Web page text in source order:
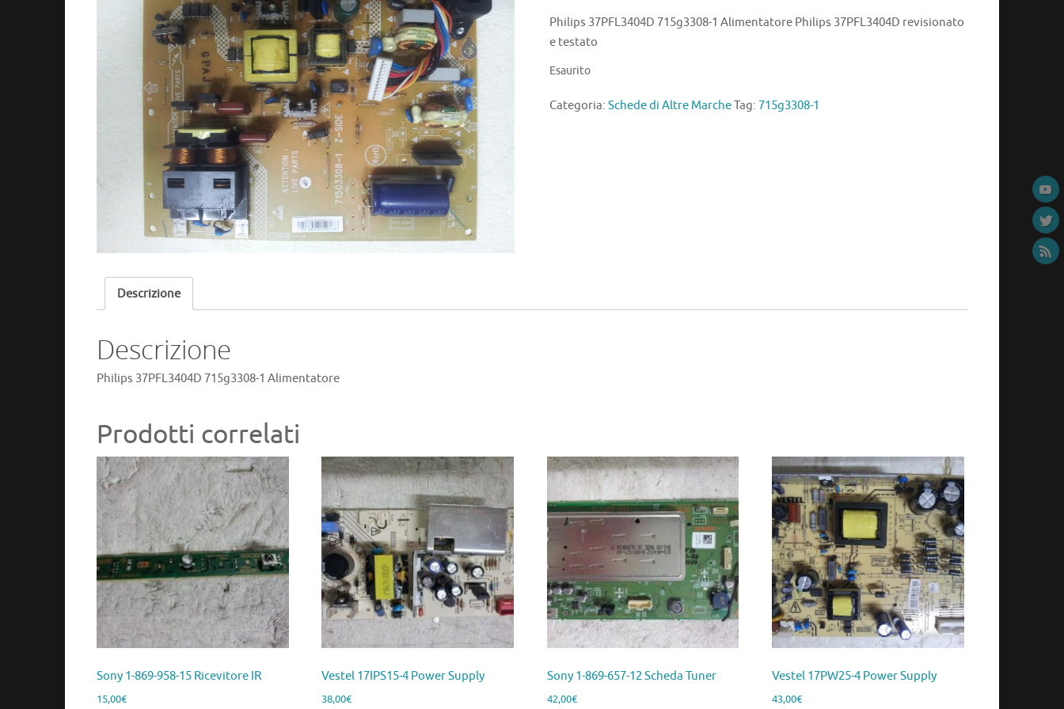
Philips 37PFL3404D 715g3308-1 Alimentatore Philips 37PFL3404D revisionato
e testato
Esaurito
Categoria: Schede di Altre MarcheTag: 715g3308-1
Descrizione
Descrizione
Philips 37PFL3404D 715g3308-1 Alimentatore
Prodotti correlati
Sony 1-869-958-15 Ricevitore IR
15,00€
Vestel 17IPS15-4 Power Supply
38,00€
Sony 1-869-657-12 Scheda Tuner
42,00€
Vestel 17PW25-4 Power Supply
43,00€